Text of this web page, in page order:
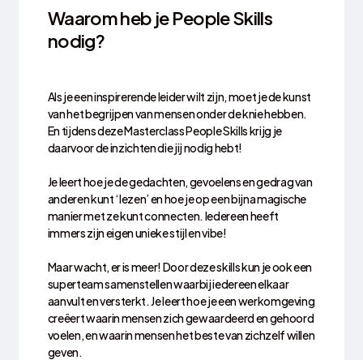
Waarom heb je People Skills
nodig?
Als je een inspirerende leider wilt zijn, moet je de kunst
van het begrijpen van mensen onder de knie hebben.
En tijdens deze Masterclass People Skills krijg je
daarvoor de inzichten die jij nodig hebt!
Je leert hoe je de gedachten, gevoelens en gedrag van
anderen kunt ‘lezen’ en hoe je op een bijna magische
manier met ze kunt connecten. Iedereen heeft
immers zijn eigen unieke stijl en vibe!
Maar wacht, er is meer! Door deze skills kun je ook een
superteam samenstellen waarbij iedereen elkaar
aanvult en versterkt. Je leert hoe je een werkomgeving
creëert waarin mensen zich gewaardeerd en gehoord
voelen, en waarin mensen het beste van zichzelf willen
geven.